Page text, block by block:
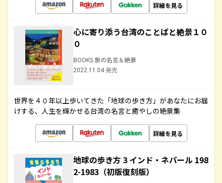
詳細を見る
心に寄り添う台湾のことばと絶景１０
０
BOOKS 旅の名言＆絶景
2022.11.04 発売
世界を４０年以上歩いてきた「地球の歩き方」があなたにお届
けする、人生を輝かせる台湾の名言と癒やしの絶景集
詳細を見る
地球の歩き方 3 インド・ネパール 198
2-1983（初版復刻版）